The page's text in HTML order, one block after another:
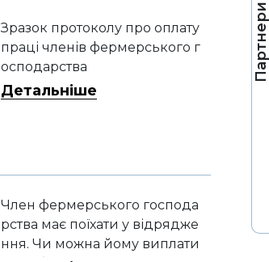
Партнери
Зразок протоколу про оплату
праці членів фермерського г
осподарства
Детальніше
Член фермерського господа
рства має поїхати у відрядже
ння. Чи можна йому виплати